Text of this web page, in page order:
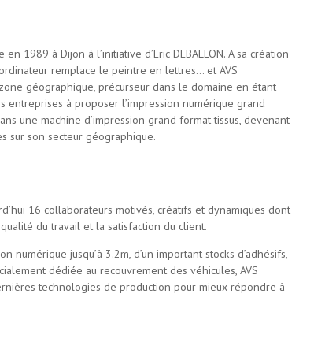
1989 à Dijon à l’initiative d’Eric DEBALLON. A sa création
remplace le peintre en lettres… et AVS
géographique, précurseur dans le domaine en étant
entreprises à proposer l’impression numérique grand
une machine d’impression grand format tissus, devenant
sur son secteur géographique.
16 collaborateurs motivés, créatifs et dynamiques dont
du travail et la satisfaction du client.
numérique jusqu’à 3.2m, d’un important stocks d’adhésifs,
dédiée au recouvrement des véhicules, AVS
technologies de production pour mieux répondre à